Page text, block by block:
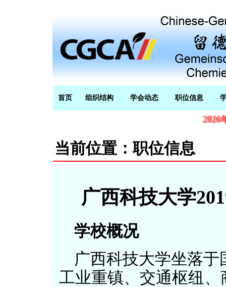
首页 组织结构 学会动态 职位信息
2026年度复旦
当前位置：职位信息
广西科技大学
学校概况
广西科技大学坐落
工业重镇、交通枢纽